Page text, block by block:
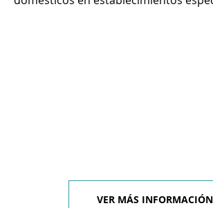
VER MÁS INFORMACIÓN